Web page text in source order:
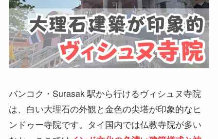
バンコク・Surasak 駅から行けるヴィシュヌ寺院
は、白い大理石の外観と金色の尖塔が印象的なヒ
ンドゥー寺院です。タイ国内では仏教寺院が多い